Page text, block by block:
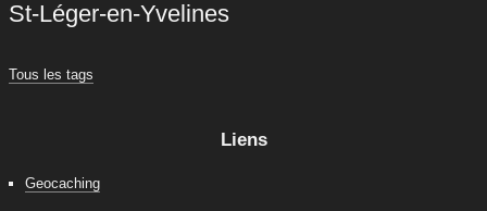
St-Léger-en-Yvelines
Tous les tags
Liens
Geocaching